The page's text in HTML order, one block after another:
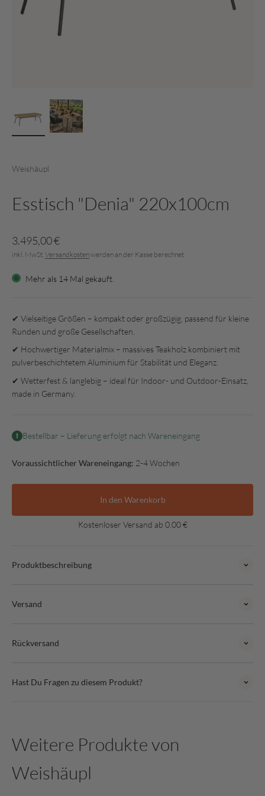
Weishäupl
Esstisch "Denia" 220x100cm
Angebot
3.495,00 €
inkl. MwSt.Versandkostenwerden an der Kasse berechnet
Mehr als 14 Mal gekauft.
✔ Vielseitige Größen – kompakt oder großzügig, passend für kleine
Runden und große Gesellschaften.
✔ Hochwertiger Materialmix – massives Teakholz kombiniert mit
pulverbeschichtetem Aluminium für Stabilität und Eleganz.
✔ Wetterfest & langlebig – ideal für Indoor- und Outdoor-Einsatz,
made in Germany.
Bestellbar – Lieferung erfolgt nach Wareneingang
Voraussichtlicher Wareneingang: 2-4 Wochen
In den Warenkorb
Kostenloser Versand ab 0.00 €
Produktbeschreibung
Versand
Rückversand
Hast Du Fragen zu diesem Produkt?